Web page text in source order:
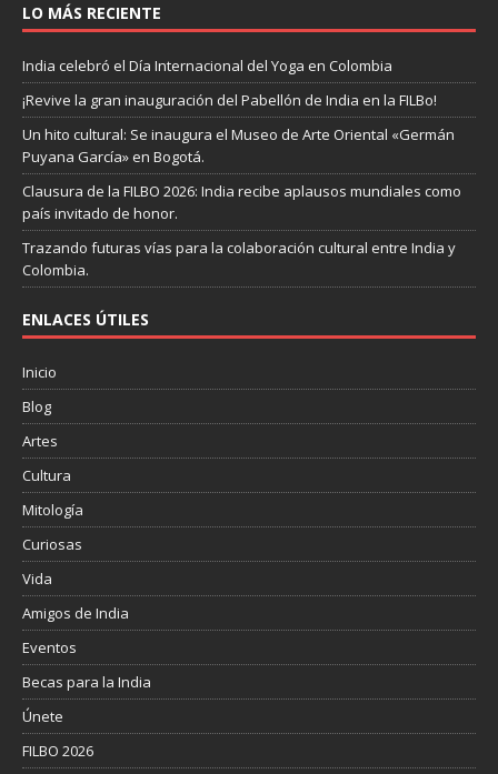
LO MÁS RECIENTE
India celebró el Día Internacional del Yoga en Colombia
¡Revive la gran inauguración del Pabellón de India en la FILBo!
Un hito cultural: Se inaugura el Museo de Arte Oriental «Germán
Puyana García» en Bogotá.
Clausura de la FILBO 2026: India recibe aplausos mundiales como
país invitado de honor.
Trazando futuras vías para la colaboración cultural entre India y
Colombia.
ENLACES ÚTILES
Inicio
Blog
Artes
Cultura
Mitología
Curiosas
Vida
Amigos de India
Eventos
Becas para la India
Únete
FILBO 2026